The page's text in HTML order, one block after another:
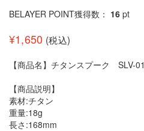
BELAYER POINT獲得数： 16 pt
¥1,650 (税込)
【商品名】チタンスプーク SLV-01
【商品説明】
素材:チタン
重量:18g
長さ:168mm